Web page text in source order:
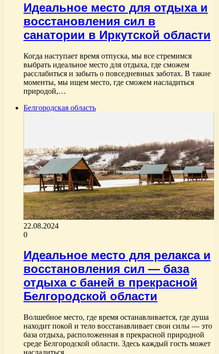
Идеальное место для отдыха и
восстановления сил в
санатории в Иркутской области
Когда наступает время отпуска, мы все стремимся
выбрать идеальное место для отдыха, где сможем
расслабиться и забыть о повседневных заботах. В такие
моменты, мы ищем место, где сможем насладиться
природой,…
Белгородская область
22.08.2024
0
Идеальное место для релакса и
восстановления сил — база
отдыха с баней в прекрасной
Белгородской области
Волшебное место, где время останавливается, где душа
находит покой и тело восстанавливает свои силы — это
база отдыха, расположенная в прекрасной природной
среде Белгородской области. Здесь каждый гость может